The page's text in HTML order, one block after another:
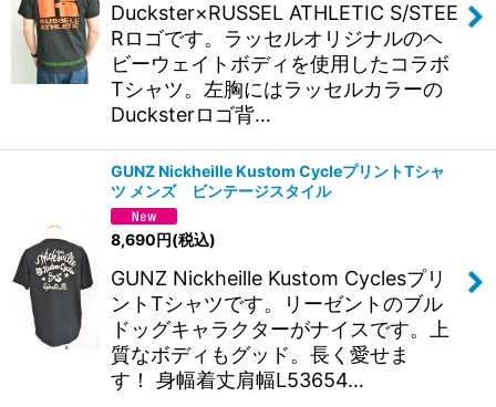
Duckster×RUSSEL ATHLETIC S/STEE
Rロゴです。ラッセルオリジナルのヘ
ビーウェイトボディを使用したコラボ
Tシャツ。左胸にはラッセルカラーの
Ducksterロゴ背…
GUNZ Nickheille Kustom CycleプリントTシャ
ツ メンズ ビンテージスタイル
8,690円(税込)
GUNZ Nickheille Kustom Cyclesプリ
ントTシャツです。リーゼントのブル
ドッグキャラクターがナイスです。上
質なボディもグッド。長く愛せま
す！ 身幅着丈肩幅L53654…